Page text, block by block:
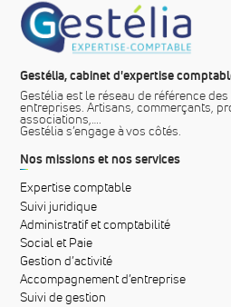
Gestélia, cabinet d'expertise
Gestélia est le réseau de référence
entreprises. Artisans, commerçants,
associations,….
Gestélia s’engage à vos côtés.
Nos missions et nos services
Expertise comptable
Suivi juridique
Administratif et comptabilité
Social et Paie
Gestion d’activité
Accompagnement d’entreprise
Suivi de gestion